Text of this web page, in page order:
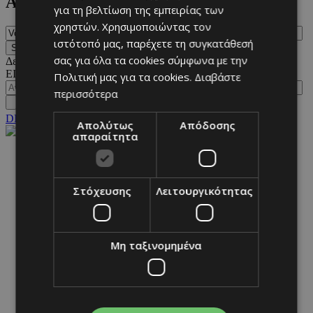
Δεν βρέθηκαν αποτελέσματα αναζητώνταςVolumazing
ΕΙΣΟΔΟΣ
DESKTOP
για τη βελτίωση της εμπειρίας των
χρηστών. Χρησιμοποιώντας τον
ιστότοπό μας, παρέχετε τη συγκατάθεσή
σας για όλα τα cookies σύμφωνα με την
Πολιτική μας για τα cookies. Διαβάστε
περισσότερα
Απολύτως
απαραίτητα
Απόδοσης
Στόχευσης Λειτουργικότητας
Μη ταξινομημένα